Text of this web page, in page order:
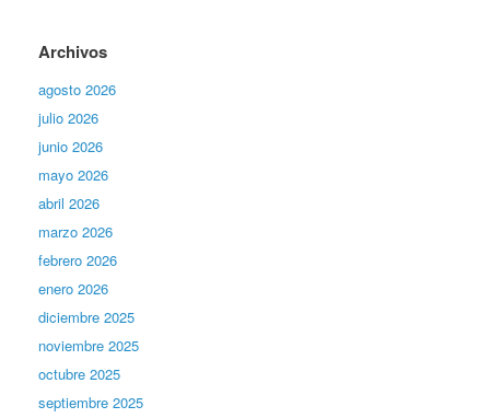
Archivos
agosto 2026
julio 2026
junio 2026
mayo 2026
abril 2026
marzo 2026
febrero 2026
enero 2026
diciembre 2025
noviembre 2025
octubre 2025
septiembre 2025